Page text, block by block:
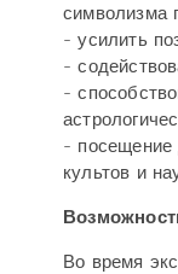
символизма
- усилить
-
-
- посещение
культов и
Во время